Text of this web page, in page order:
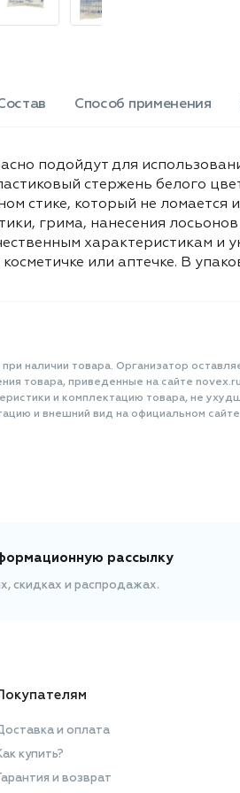
применения,
Cotton станут
Способ применения
подойдут для
стержень белого
стике, который не
грима, нанесения
характеристикам
или аптечке. В
наличии товара. Организатор
товара, приведенные на сайте
и комплектацию товара, не
и внешний вид на официальном
рассылку
скидках и распродажах.
и оплата
купить?
и возврат